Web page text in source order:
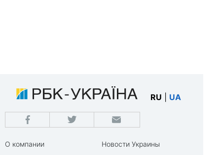
RU UA
О компании
Новости Украины